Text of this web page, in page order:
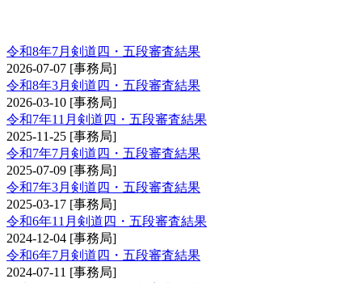
令和8年7月剣道四・五段審査結果
2026-07-07 [事務局]
令和8年3月剣道四・五段審査結果
2026-03-10 [事務局]
令和7年11月剣道四・五段審査結果
2025-11-25 [事務局]
令和7年7月剣道四・五段審査結果
2025-07-09 [事務局]
令和7年3月剣道四・五段審査結果
2025-03-17 [事務局]
令和6年11月剣道四・五段審査結果
2024-12-04 [事務局]
令和6年7月剣道四・五段審査結果
2024-07-11 [事務局]